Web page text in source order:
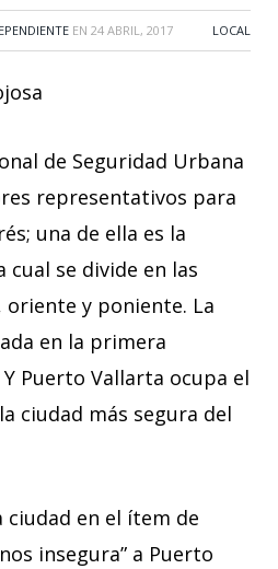
EN 24 ABRIL, 2017 LOCAL
de Seguridad Urbana
representativos para
una de ella es la
cual se divide en las
y poniente. La
en la primera
Puerto Vallarta ocupa el
ciudad más segura del
ciudad en el ítem de
insegura” a Puerto